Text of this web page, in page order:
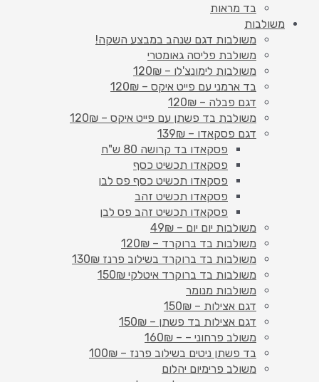
בד מראות
משולבות
משולבות דגם שנהב במבצע השקה!
משולבת פליסה גאומטרי
משולבות לימונצ'לו – 120₪
בד ארמני עם פייט איקס – 120₪
דגם פבלה – 120₪
משולבת בד פשתן עם פייט איקס – 120₪
דגם פסקאדו – 139₪
פסקאדו בד קרושה 80 ש"ח
פסקאדו תכשיט כסף
פסקאדו תכשיט כסף פס לבן
פסקאדו תכשיט זהב
פסקאדו תכשיט זהב פס לבן
משולבות יום יום – 49₪
משולבות בד ברוקרד – 120₪
משולבות בד ברוקרד בשילוב פרנז 130₪
משולבות בד ברוקרד איטלקי 150₪
משולבות מנומר
דגם אצילות – 150₪
דגם אצילות בד פשתן – 150₪
משולב פרחוני – – 160₪
בד פשתן ניטים בשילוב פרנז – 100₪
משולב פרימיום יהלום